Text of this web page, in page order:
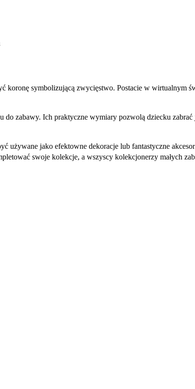
koronę symbolizującą zwycięstwo. Postacie w wirtualnym
do zabawy. Ich praktyczne wymiary pozwolą dziecku zabrać
używane jako efektowne dekoracje lub fantastyczne
swoje kolekcje, a wszyscy kolekcjonerzy małych